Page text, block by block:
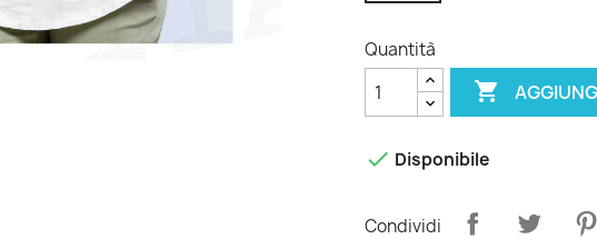
Quantità

 Disponibile
Condividi